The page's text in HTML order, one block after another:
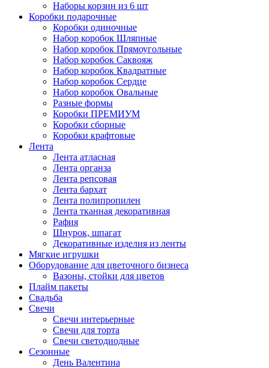
Наборы корзин из 6 шт
Коробки подарочные
Коробки одиночные
Набор коробок Шляпные
Набор коробок Прямоугольные
Набор коробок Саквояж
Набор коробок Квадратные
Набор коробок Сердце
Набор коробок Овальные
Разные формы
Коробки ПРЕМИУМ
Коробки сборные
Коробки крафтовые
Лента
Лента атласная
Лента органза
Лента репсовая
Лента бархат
Лента полипропилен
Лента тканная декоративная
Рафия
Шнурок, шпагат
Декоративные изделия из ленты
Мягкие игрушки
Оборудование для цветочного бизнеса
Вазоны, стойки для цветов
Плайм пакеты
Свадьба
Свечи
Свечи интерьерные
Свечи для торта
Свечи светодиодные
Сезонные
День Валентина